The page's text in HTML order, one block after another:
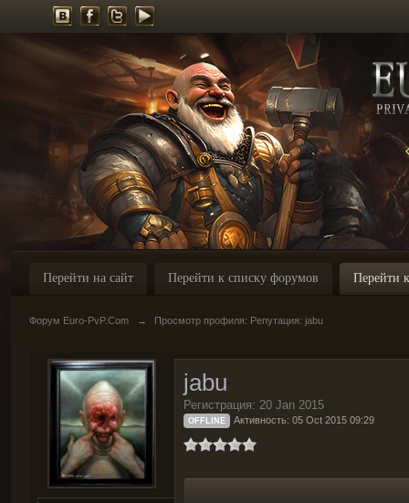
Перейти на сайт Перейти к списку форумов Перейти
Форум Euro-PvP.Com → Просмотр профиля: Репутация: jabu
jabu
Регистрация: 20 Jan 2015
OFFLINE Активность: 05 Oct 2015 09:29